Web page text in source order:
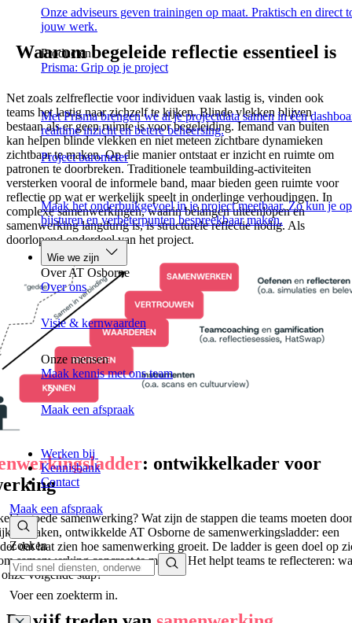
Onze adviseurs geven trainingen op maat. Praktisch en direct
jouw werk.
Producten
Prisma: Grip op je project
Met Prisma brengen we al je projectdata samen in één
realtime inzicht en betere beheersing.
Project barometer
Maak het onderbuikgevoel in je project meetbaar. Zo kun je
bijsturen en verbeterpunten bespreekbaar maken.
Wie we zijn
Over AT Osborne
Over ons
Visie & kernwaarden
Onze mensen
Maak kennis met ons team
Maak een afspraak
Werken bij
Kennisbank
Contact
Maak een afspraak
Zoeken
Voer een zoekterm in.
Waarom begeleide reflectie essentieel is
Net zoals zelfreflectie voor individuen vaak lastig is, vinden ook
teams het lastig naar zichzelf te kijken. Blinde vlekken blijven
bestaan als er geen ruimte is voor begeleiding. Iemand van buiten
kan helpen blinde vlekken en niet meteen zichtbare dynamieken
zichtbaar te maken. Op die manier ontstaat er inzicht en ruimte om
patronen te doorbreken. Traditionele teambuilding-activiteiten
versterken vooral de informele band, maar bieden geen ruimte voor
reflectie op wat er werkelijk speelt in onderlinge verhoudingen. In
complexe samenwerkingen, waarin belangen uiteenlopen en
samenwerking langdurig is, is structurele reflectie nodig. Als
doorlopend onderdeel van het project.
: ontwikkelkader voor
je goede samenwerking? Wat zijn de stappen die teams moeten
te maken, ontwikkelde AT Osborne de samenwerkingsladder: een
dat laat zien hoe samenwerking groeit. De ladder is geen doel op
samenwerking concreet te maken. Het helpt teams te reflecteren:
volgende stap?